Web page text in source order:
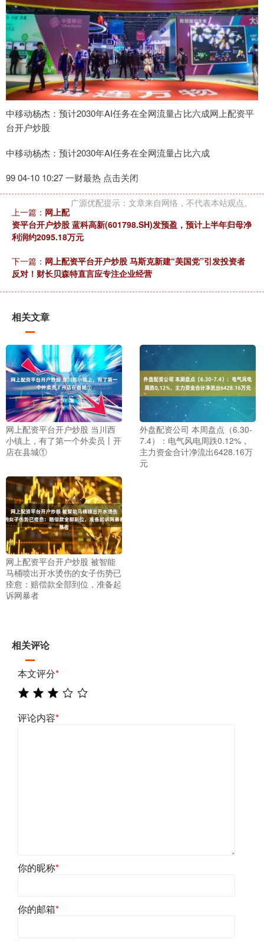
中移动杨杰：预计2030年AI任务在全网流量占比六成网上配资平
台开户炒股
中移动杨杰：预计2030年AI任务在全网流量占比六成
99 04-10 10:27 一财最热 点击关闭
广源优配提示：文章来自网络，不代表本站观点。
上一篇： 网上配
资平台开户炒股 蓝科高新(601798.SH)发预盈，预计上半年归母净
利润约2095.18万元
下一篇： 网上配资平台开户炒股 马斯克新建“美国党”引发投资者
反对！财长贝森特直言应专注企业经营
相关文章
网上配资平台开户炒股 当川西
小镇上，有了第一个外卖员丨开
店在县城①
外盘配资公司 本周盘点（6.30-
7.4）：电气风电周跌0.12%，
主力资金合计净流出6428.16万
元
网上配资平台开户炒股 被智能
马桶喷出开水烫伤的女子伤势已
痊愈：赔偿款全部到位，准备起
诉网暴者
相关评论
本文评分*
评论内容*
你的昵称*
你的邮箱*